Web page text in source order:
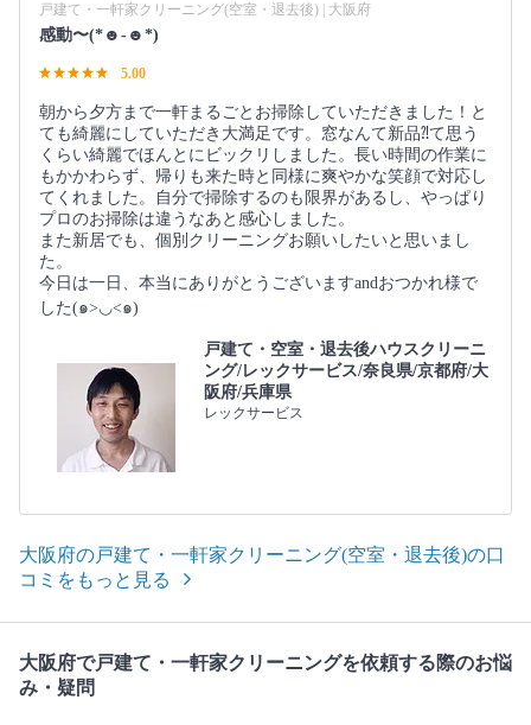
戸建て・一軒家クリーニング(空室・退去後) | 大阪府
感動〜(*☻-☻*)
5.00
朝から夕方まで一軒まるごとお掃除していただきました！と
ても綺麗にしていただき大満足です。窓なんて新品⁈て思う
くらい綺麗でほんとにビックリしました。長い時間の作業に
もかかわらず、帰りも来た時と同様に爽やかな笑顔で対応し
てくれました。自分で掃除するのも限界があるし、やっぱり
プロのお掃除は違うなあと感心しました。
また新居でも、個別クリーニングお願いしたいと思いまし
た。
今日は一日、本当にありがとうございますandおつかれ様で
した(๑>◡<๑)
戸建て・空室・退去後ハウスクリーニ
ング/レックサービス/奈良県/京都府/大
阪府/兵庫県
レックサービス
大阪府の戸建て・一軒家クリーニング(空室・退去後)の口
コミをもっと見る
大阪府で戸建て・一軒家クリーニングを依頼する際のお悩
み・疑問